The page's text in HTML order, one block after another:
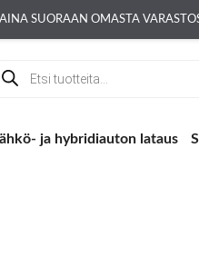
SUORAAN OMASTA
ja hybridiauton lataus